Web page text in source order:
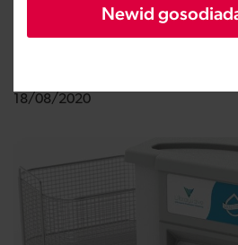
Newid
Wedi ei gyhoeddi:
18/08/2020